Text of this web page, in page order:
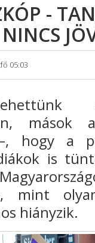
-
05:03
mások
hogy a
is
mint
hiányzik.